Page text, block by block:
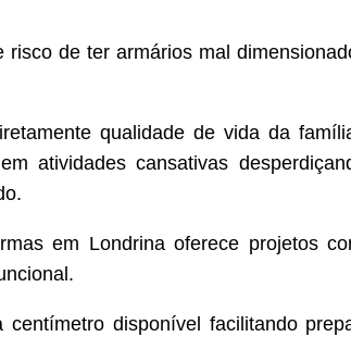
de ter armários mal
qualidade de vida da
atividades cansativas
em Londrina oferece projetos
disponível facilitando